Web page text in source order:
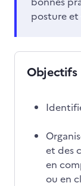
posture et
Objectifs
et des
en
ou en